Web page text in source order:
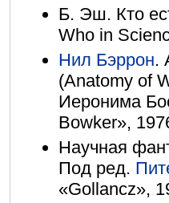
Б. Эш. Кто
Who in
Нил Бэррон.
(Anatomy of
Иеронима
Bowker»,
Научная
Под ред.
«Gollancz»,